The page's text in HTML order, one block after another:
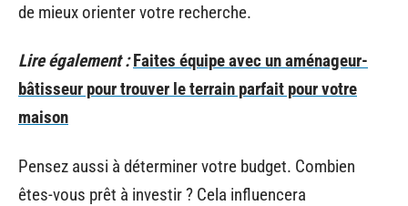
de mieux orienter votre recherche.
Lire également : Faites équipe avec un aménageur-
bâtisseur pour trouver le terrain parfait pour votre
maison
Pensez aussi à déterminer votre budget. Combien
êtes-vous prêt à investir ? Cela influencera